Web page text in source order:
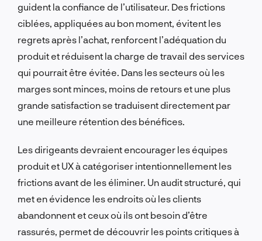
guident la confiance de l’utilisateur. Des frictions
ciblées, appliquées au bon moment, évitent les
regrets après l’achat, renforcent l’adéquation du
produit et réduisent la charge de travail des services
qui pourrait être évitée. Dans les secteurs où les
marges sont minces, moins de retours et une plus
grande satisfaction se traduisent directement par
une meilleure rétention des bénéfices.
Les dirigeants devraient encourager les équipes
produit et UX à catégoriser intentionnellement les
frictions avant de les éliminer. Un audit structuré, qui
met en évidence les endroits où les clients
abandonnent et ceux où ils ont besoin d’être
rassurés, permet de découvrir les points critiques à